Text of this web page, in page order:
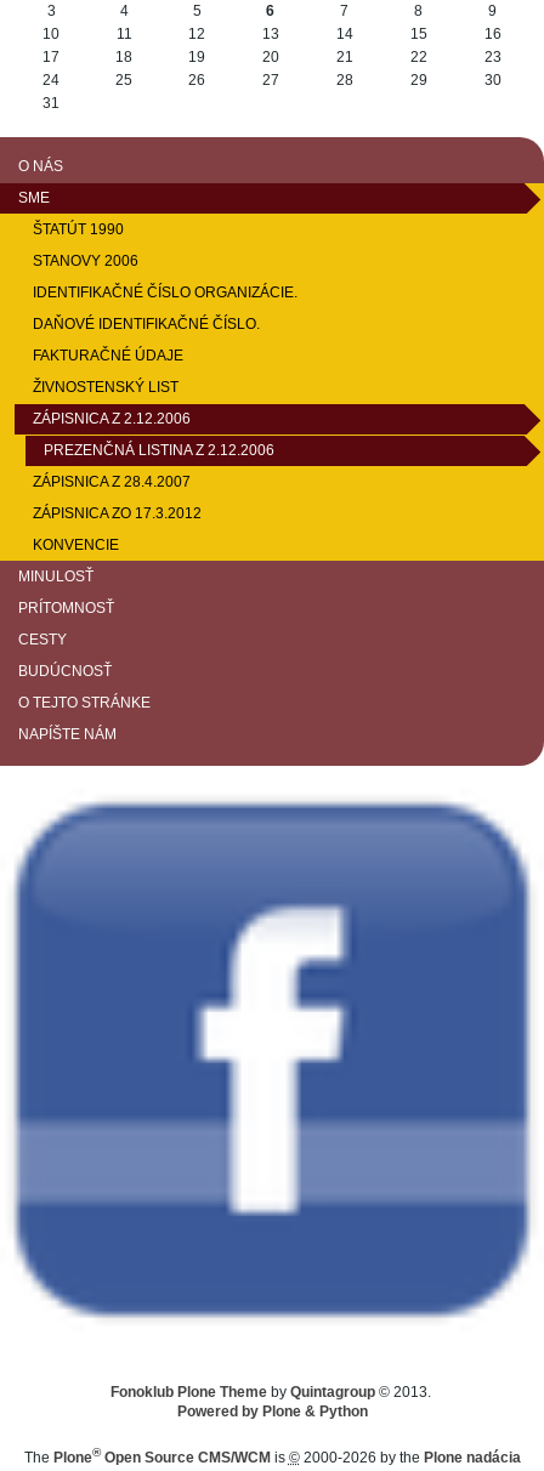
3
4 5 6 7 8
9
10
11 12 13 14 15
16
17
18 19 20 21 22
23
24
25 26 27 28 29
30
31
O NÁS
SME
ŠTATÚT 1990
STANOVY 2006
IDENTIFIKAČNÉ ČÍSLO ORGANIZÁCIE.
DAŇOVÉ IDENTIFIKAČNÉ ČÍSLO.
FAKTURAČNÉ ÚDAJE
ŽIVNOSTENSKÝ LIST
ZÁPISNICA Z 2.12.2006
PREZENČNÁ LISTINA Z 2.12.2006
ZÁPISNICA Z 28.4.2007
ZÁPISNICA ZO 17.3.2012
KONVENCIE
MINULOSŤ
PRÍTOMNOSŤ
CESTY
BUDÚCNOSŤ
O TEJTO STRÁNKE
NAPÍŠTE NÁM
Fonoklub Plone Themeby Quintagroup© 2013.
Powered by Plone & Python
The Plone®Open Source CMS/WCM is ©2000-2026 by the Plone nadácia